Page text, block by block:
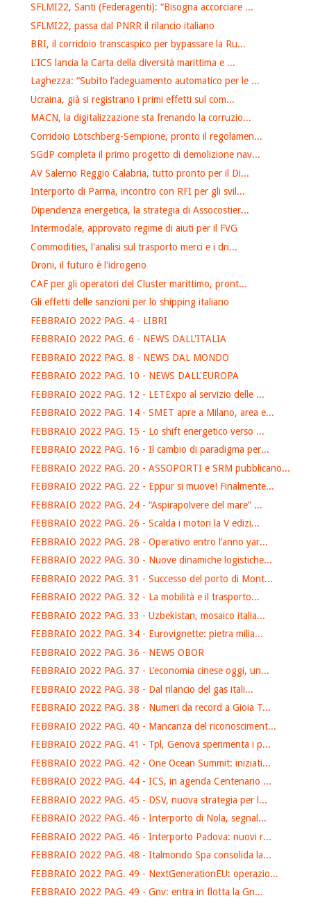
SFLMI22, Santi (Federagenti): “Bisogna accorciare ...
SFLMI22, passa dal PNRR il rilancio italiano
BRI, il corridoio transcaspico per bypassare la Ru...
L'ICS lancia la Carta della diversità marittima e ...
Laghezza: “Subito l’adeguamento automatico per le ...
Ucraina, già si registrano i primi effetti sul com...
MACN, la digitalizzazione sta frenando la corruzio...
Corridoio Lötschberg-Sempione, pronto il regolamen...
SGdP completa il primo progetto di demolizione nav...
AV Salerno Reggio Calabria, tutto pronto per il Di...
Interporto di Parma, incontro con RFI per gli svil...
Dipendenza energetica, la strategia di Assocostier...
Intermodale, approvato regime di aiuti per il FVG
Commodities, l'analisi sul trasporto merci e i dri...
Droni, il futuro è l'idrogeno
CAF per gli operatori del Cluster marittimo, pront...
Gli effetti delle sanzioni per lo shipping italiano
FEBBRAIO 2022 PAG. 4 - LIBRI
FEBBRAIO 2022 PAG. 6 - NEWS DALL'ITALIA
FEBBRAIO 2022 PAG. 8 - NEWS DAL MONDO
FEBBRAIO 2022 PAG. 10 - NEWS DALL'EUROPA
FEBBRAIO 2022 PAG. 12 - LETExpo al servizio delle ...
FEBBRAIO 2022 PAG. 14 - SMET apre a Milano, area e...
FEBBRAIO 2022 PAG. 15 - Lo shift energetico verso ...
FEBBRAIO 2022 PAG. 16 - Il cambio di paradigma per...
FEBBRAIO 2022 PAG. 20 - ASSOPORTI e SRM pubblicano...
FEBBRAIO 2022 PAG. 22 - Eppur si muove! Finalmente...
FEBBRAIO 2022 PAG. 24 - “Aspirapolvere del mare” ...
FEBBRAIO 2022 PAG. 26 - Scalda i motori la V edizi...
FEBBRAIO 2022 PAG. 28 - Operativo entro l’anno yar...
FEBBRAIO 2022 PAG. 30 - Nuove dinamiche logistiche...
FEBBRAIO 2022 PAG. 31 - Successo del porto di Mont...
FEBBRAIO 2022 PAG. 32 - La mobilità e il trasporto...
FEBBRAIO 2022 PAG. 33 - Uzbekistan, mosaico italia...
FEBBRAIO 2022 PAG. 34 - Eurovignette: pietra milia...
FEBBRAIO 2022 PAG. 36 - NEWS OBOR
FEBBRAIO 2022 PAG. 37 - L’economia cinese oggi, un...
FEBBRAIO 2022 PAG. 38 - Dal rilancio del gas itali...
FEBBRAIO 2022 PAG. 38 - Numeri da record a Gioia T...
FEBBRAIO 2022 PAG. 40 - Mancanza del riconosciment...
FEBBRAIO 2022 PAG. 41 - Tpl, Genova sperimenta i p...
FEBBRAIO 2022 PAG. 42 - One Ocean Summit: iniziati...
FEBBRAIO 2022 PAG. 44 - ICS, in agenda Centenario ...
FEBBRAIO 2022 PAG. 45 - DSV, nuova strategia per l...
FEBBRAIO 2022 PAG. 46 - Interporto di Nola, segnal...
FEBBRAIO 2022 PAG. 46 - Interporto Padova: nuovi r...
FEBBRAIO 2022 PAG. 48 - Italmondo Spa consolida la...
FEBBRAIO 2022 PAG. 49 - NextGenerationEU: operazio...
FEBBRAIO 2022 PAG. 49 - Gnv: entra in flotta la Gn...